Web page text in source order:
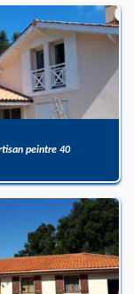
peintre 40